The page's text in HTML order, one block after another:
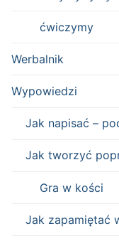
ćwiczymy
Werbalnik
Wypowiedzi
Jak napisać –
Jak tworzyć
Gra w kości
Jak zapamiętać